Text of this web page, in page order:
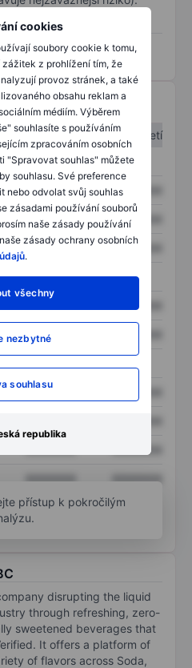
cookies
soubory cookie k tomu,
z prohlížení tím, že
provoz stránek, a také
obsahu reklam a
médiím. Výběrem
souhlasíte s používáním
zpracováním osobních
"Spravovat souhlas" můžete
souhlasu. Své preference
nebo odvolat svůj souhlas
zásadami používání souborů
naše zásady používání
zásady ochrany osobních
údajů.
všechny
nezbytné
souhlasu
republika
ESG
1. čtvrtletí
2. čtvrtletí
XXXXXXX XXXXXXX
XXXXXXX XXXXXXX
XXXXXXX XXXXXXX
XXXXXXX
XXXXXXX
XXXXXXX
XXXXXXX
XXXXXXX
XXXXXXX
přístup k pokročilým
disrupting the liquid
through refreshing, zero-
sweetened beverages that
It offers a platform of
of flavors across Soda,